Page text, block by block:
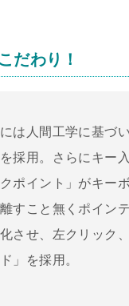
だわり！
は人間工学に基づ
採用。さらにキー
ポイント」がキー
すこと無くポイン
させ、左クリック
」を採用。